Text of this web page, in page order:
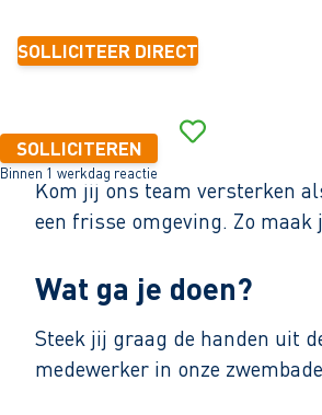
SOLLICITEER DIRECT
SOLLICITEREN
Binnen 1 werkdag reactie
Kom jij ons team versterken
een frisse omgeving. Zo
Wat ga je doen?
Steek jij graag de handen uit
medewerker in onze